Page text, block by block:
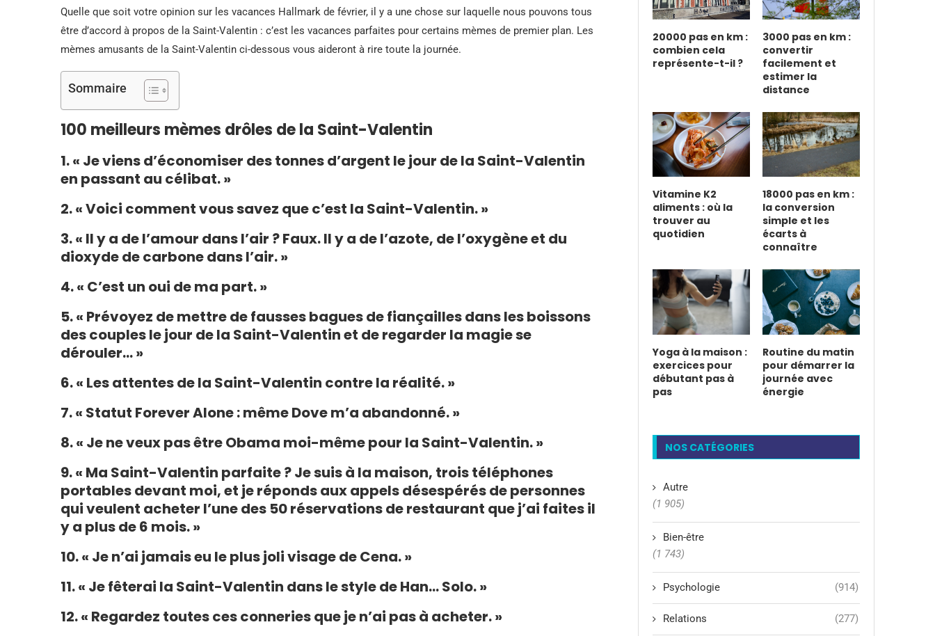
Quelle que soit votre opinion sur les vacances Hallmark de février, il y a une chose sur laquelle nous pouvons tous
être d’accord à propos de la Saint-Valentin : c’est les vacances parfaites pour certains mèmes de premier plan. Les
mèmes amusants de la Saint-Valentin ci-dessous vous aideront à rire toute la journée.
Sommaire
100 meilleurs mèmes drôles de la Saint-Valentin
1. « Je viens d’économiser des tonnes d’argent le jour de la Saint-Valentin
en passant au célibat. »
2. « Voici comment vous savez que c’est la Saint-Valentin. »
3. « Il y a de l’amour dans l’air ? Faux. Il y a de l’azote, de l’oxygène et du
dioxyde de carbone dans l’air. »
4. « C’est un oui de ma part. »
5. « Prévoyez de mettre de fausses bagues de fiançailles dans les boissons
des couples le jour de la Saint-Valentin et de regarder la magie se
dérouler… »
6. « Les attentes de la Saint-Valentin contre la réalité. »
7. « Statut Forever Alone : même Dove m’a abandonné. »
8. « Je ne veux pas être Obama moi-même pour la Saint-Valentin. »
9. « Ma Saint-Valentin parfaite ? Je suis à la maison, trois téléphones
portables devant moi, et je réponds aux appels désespérés de personnes
qui veulent acheter l’une des 50 réservations de restaurant que j’ai faites il
y a plus de 6 mois. »
10. « Je n’ai jamais eu le plus joli visage de Cena. »
11. « Je fêterai la Saint-Valentin dans le style de Han… Solo. »
12. « Regardez toutes ces conneries que je n’ai pas à acheter. »
20000 pas en km :
combien cela
représente-t-il ?
3000 pas en km :
convertir
facilement et
estimer la
distance
Vitamine K2
aliments : où la
trouver au
quotidien
18000 pas en km :
la conversion
simple et les
écarts à
connaître
Yoga à la maison :
exercices pour
débutant pas à
pas
Routine du matin
pour démarrer la
journée avec
énergie
NOS CATÉGORIES
Autre
(1 905)
Bien-être
(1 743)
Psychologie (914)
Relations (277)